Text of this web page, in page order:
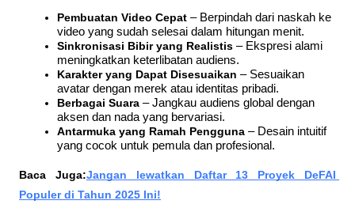
Pembuatan Video Cepat – Berpindah dari naskah ke
video yang sudah selesai dalam hitungan menit.
Sinkronisasi Bibir yang Realistis – Ekspresi alami
meningkatkan keterlibatan audiens.
Karakter yang Dapat Disesuaikan – Sesuaikan
avatar dengan merek atau identitas pribadi.
Berbagai Suara – Jangkau audiens global dengan
aksen dan nada yang bervariasi.
Antarmuka yang Ramah Pengguna – Desain intuitif
yang cocok untuk pemula dan profesional.
Baca Juga:Jangan lewatkan Daftar 13 Proyek DeFAI
Populer di Tahun 2025 Ini!